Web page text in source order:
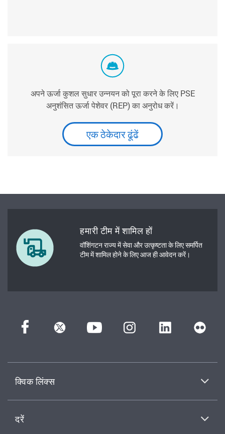
अपने ऊर्जा कुशल सुधार उन्नयन को पूरा करने के लिए PSE
अनुशंसित ऊर्जा पेशेवर (REP) का अनुरोध करें।
एक ठेकेदार ढूंढें
हमारी टीम में शामिल हों
वॉशिंगटन राज्य में सेवा और उत्कृष्टता के लिए समर्पित
टीम में शामिल होने के लिए आज ही आवेदन करें।
क्विक लिंक्स
दरें